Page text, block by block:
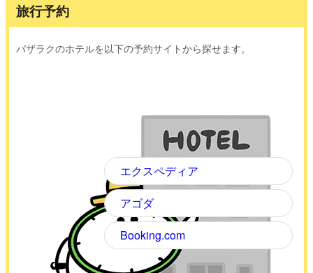
旅行予約
バザラクのホテルを以下の予約サイトから探せます。
エクスペディア
アゴダ
Booking.com